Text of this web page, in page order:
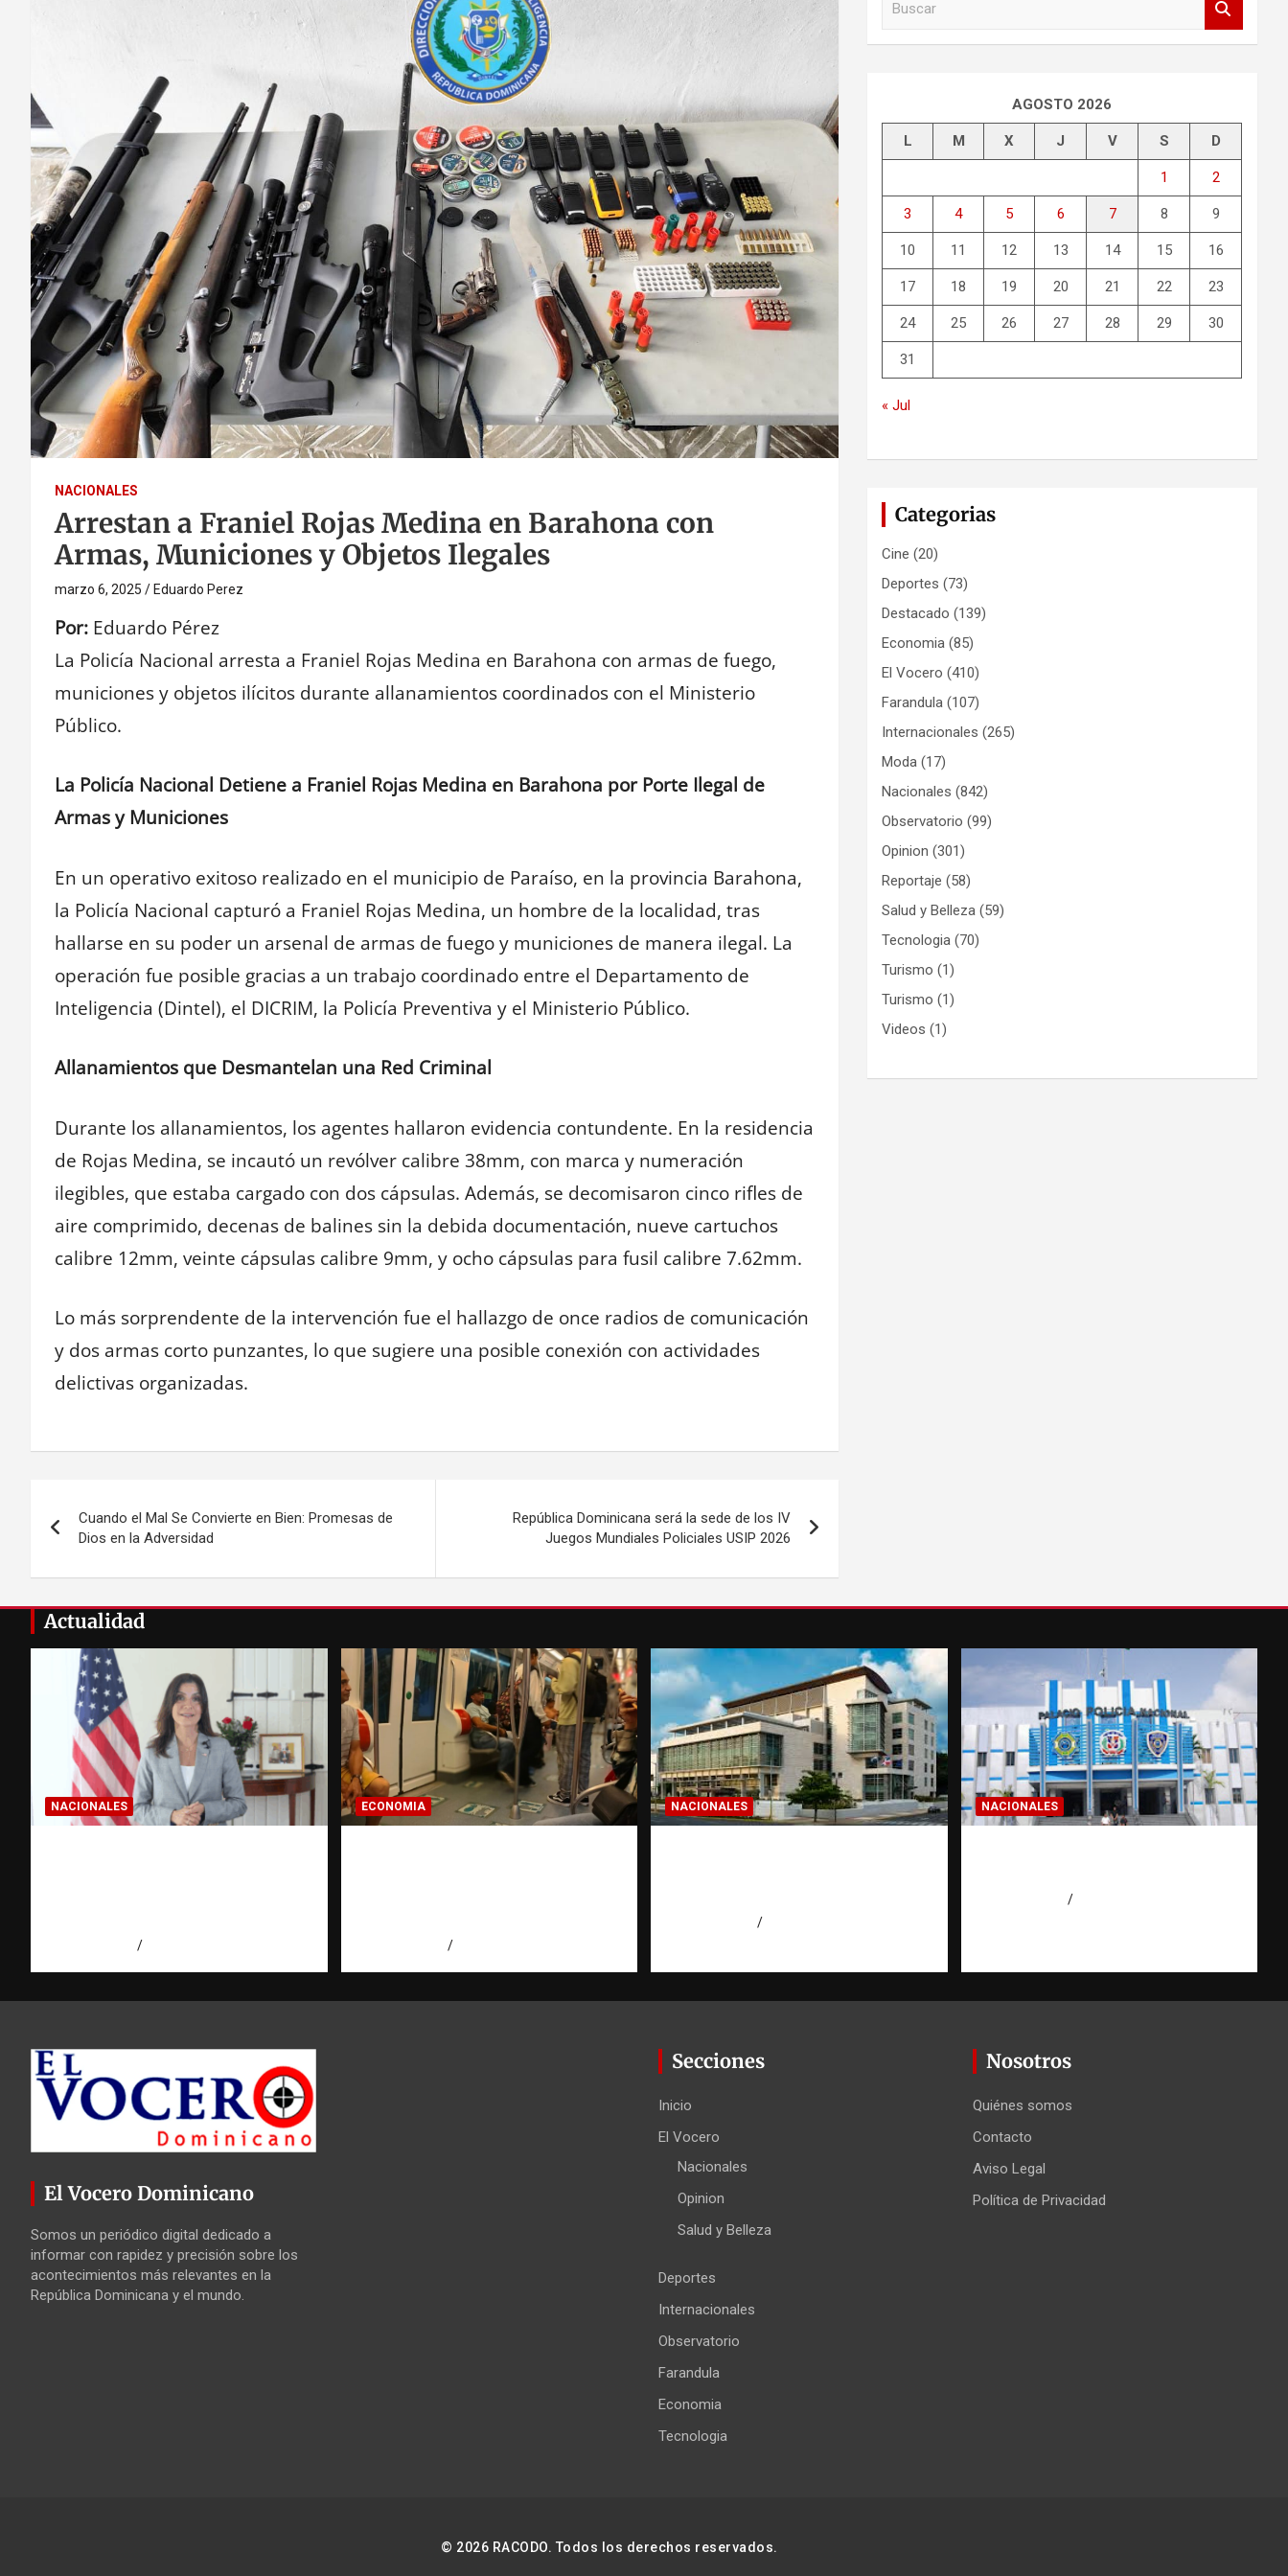
NACIONALES
Arrestan a Franiel Rojas Medina en Barahona con
Armas, Municiones y Objetos Ilegales
marzo 6, 2025 Eduardo Perez
Por: Eduardo Pérez
La Policía Nacional arresta a Franiel Rojas Medina en Barahona con armas de fuego,
municiones y objetos ilícitos durante allanamientos coordinados con el Ministerio
Público.
La Policía Nacional Detiene a Franiel Rojas Medina en Barahona por Porte Ilegal de
Armas y Municiones
En un operativo exitoso realizado en el municipio de Paraíso, en la provincia Barahona,
la Policía Nacional capturó a Franiel Rojas Medina, un hombre de la localidad, tras
hallarse en su poder un arsenal de armas de fuego y municiones de manera ilegal. La
operación fue posible gracias a un trabajo coordinado entre el Departamento de
Inteligencia (Dintel), el DICRIM, la Policía Preventiva y el Ministerio Público.
Allanamientos que Desmantelan una Red Criminal
Durante los allanamientos, los agentes hallaron evidencia contundente. En la residencia
de Rojas Medina, se incautó un revólver calibre 38mm, con marca y numeración
ilegibles, que estaba cargado con dos cápsulas. Además, se decomisaron cinco rifles de
aire comprimido, decenas de balines sin la debida documentación, nueve cartuchos
calibre 12mm, veinte cápsulas calibre 9mm, y ocho cápsulas para fusil calibre 7.62mm.
Lo más sorprendente de la intervención fue el hallazgo de once radios de comunicación
y dos armas corto punzantes, lo que sugiere una posible conexión con actividades
delictivas organizadas.
de
entradas
Cuando el Mal Se Convierte en Bien: Promesas de
Dios en la Adversidad
República Dominicana será la sede de los IV
Juegos Mundiales Policiales USIP 2026
AGOSTO 2026
L M X J V S D
1 2
3 4 5 6 7 8 9
10 11 12 13 14 15 16
17 18 19 20 21 22 23
24 25 26 27 28 29 30
31
« Jul
Categorias
Cine (20)
Deportes (73)
Destacado (139)
Economia (85)
El Vocero (410)
Farandula (107)
Internacionales (265)
Moda (17)
Nacionales (842)
Observatorio (99)
Opinion (301)
Reportaje (58)
Salud y Belleza (59)
Tecnologia (70)
Turismo (1)
Turismo (1)
Videos (1)
Actualidad
NACIONALES ECONOMIA NACIONALES NACIONALES
El Vocero Dominicano
Somos un periódico digital dedicado a
informar con rapidez y precisión sobre los
acontecimientos más relevantes en la
República Dominicana y el mundo.
Secciones
Inicio
El Vocero
Nacionales
Opinion
Salud y Belleza
Deportes
Internacionales
Observatorio
Farandula
Economia
Tecnologia
Nosotros
Quiénes somos
Contacto
Aviso Legal
Política de Privacidad